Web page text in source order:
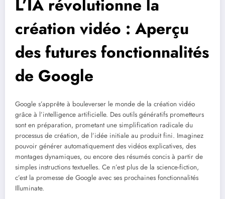
L’IA révolutionne la
création vidéo : Aperçu
des futures fonctionnalités
de Google
Google s’apprête à bouleverser le monde de la création vidéo
grâce à l’intelligence artificielle. Des outils génératifs prometteurs
sont en préparation, prometant une simplification radicale du
processus de création, de l’idée initiale au produit fini. Imaginez
pouvoir générer automatiquement des vidéos explicatives, des
montages dynamiques, ou encore des résumés concis à partir de
simples instructions textuelles. Ce n’est plus de la science-fiction,
c’est la promesse de Google avec ses prochaines fonctionnalités
Illuminate.